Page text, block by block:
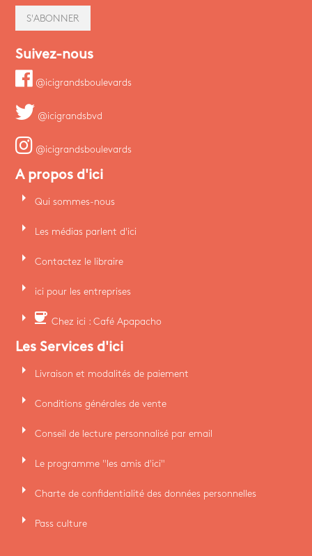
S'ABONNER
Suivez-nous
@icigrandsboulevards
@icigrandsbvd
@icigrandsboulevards
A propos d'ici
arrow_right Qui sommes-nous
arrow_right Les médias parlent d'ici
arrow_right Contactez le libraire
arrow_right ici pour les entreprises
arrow_right coffee Chez ici : Café Apapacho
Les Services d'ici
arrow_right Livraison et modalités de paiement
arrow_right Conditions générales de vente
arrow_right Conseil de lecture personnalisé par email
arrow_right Le programme "les amis d'ici"
arrow_right Charte de confidentialité des données personnelles
arrow_right Pass culture